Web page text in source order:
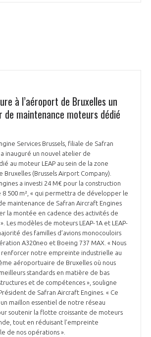
LE MÉDIATEUR DE LA FILIÈRE
à l’aéroport de Bruxelles un
de maintenance moteurs dédié
Services Brussels, filiale de Safran
inauguré un nouvel atelier de
au moteur LEAP au sein de la zone
(Brussels Airport Company).
a investi 24 M€ pour la construction
500 m², « qui permettra de développer le
maintenance de Safran Aircraft Engines
la montée en cadence des activités de
Les modèles de moteurs LEAP-1A et LEAP-
des familles d’avions monocouloirs
A320neo et Boeing 737 MAX. « Nous
renforcer notre empreinte industrielle au
aéroportuaire de Bruxelles où nous
standards en matière de bas
et de compétences », souligne
de Safran Aircraft Engines. « Ce
maillon essentiel de notre réseau
soutenir la flotte croissante de moteurs
tout en réduisant l’empreinte
de nos opérations ».